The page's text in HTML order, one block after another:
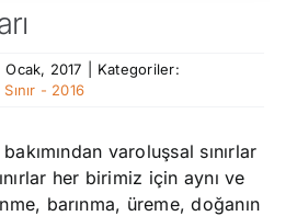
Ocak, 2017
Kategoriler:
Sınır - 2016
varoluşsal sınırlar
her birimiz için aynı ve
barınma, üreme, doğanın